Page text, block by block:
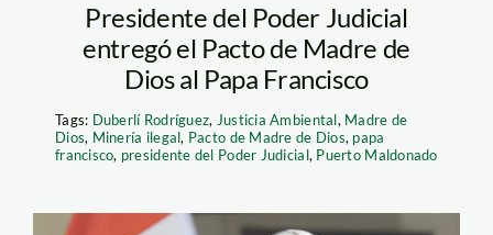
Presidente del Poder Judicial
entregó el Pacto de Madre de
Dios al Papa Francisco
Tags: Duberlí Rodríguez, Justicia Ambiental, Madre de
Dios, Minería ilegal, Pacto de Madre de Dios, papa
francisco, presidente del Poder Judicial, Puerto Maldonado